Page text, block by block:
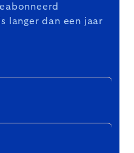
langer dan een jaar